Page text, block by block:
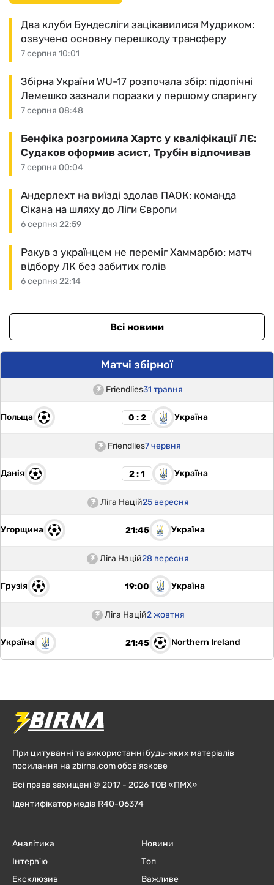
7 серпня 10:01
Два клуби Бундесліги зацікавилися Мудриком:
озвучено основну перешкоду трансферу
7 серпня 08:48
Збірна України WU-17 розпочала збір: підопічні
Лемешко зазнали поразки у першому спарингу
7 серпня 00:04
Бенфіка розгромила Хартс у кваліфікації ЛЄ:
Судаков оформив асист, Трубін відпочивав
6 серпня 22:59
Андерлехт на виїзді здолав ПАОК: команда
Сікана на шляху до Ліги Європи
6 серпня 22:14
Ракув з українцем не переміг Хаммарбю: матч
відбору ЛК без забитих голів
Всі новини
Матчі збірної
Friendlies31 травня
Польща 0 : 2 Україна
Friendlies7 червня
Данія 2 : 1 Україна
Ліга Націй25 вересня
Угорщина 21:45 Україна
Ліга Націй28 вересня
Грузія 19:00 Україна
Ліга Націй2 жовтня
Україна 21:45 Northern Ireland
При цитуванні та використанні будь-яких матеріалів
посилання на zbirna.com обов'язкове
Всі права захищені © 2017 - 2026 ТОВ «ПМХ»
Ідентифікатор медіа R40-06374
Аналітика
Інтерв'ю
Ексклюзив
Новини
Топ
Важливе